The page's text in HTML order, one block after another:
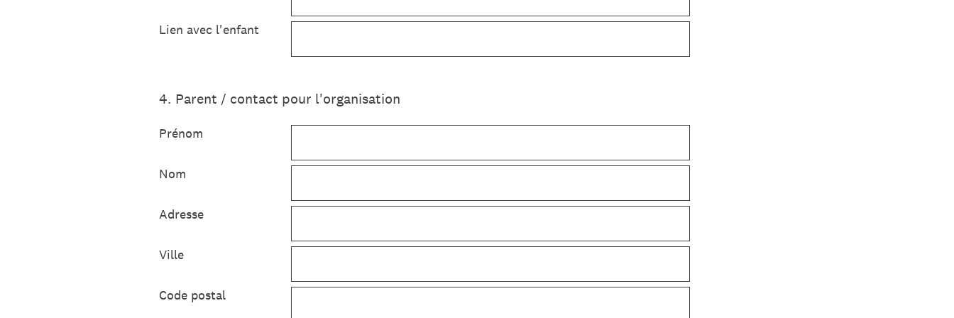
Lien avec l'enfant
4. Parent / contact pour l'organisation
Prénom
Nom
Adresse
Ville
Code postal